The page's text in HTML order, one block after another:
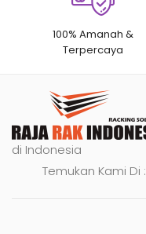
100% Amanah &
Terpercaya
di Indonesia
Temukan Kami Di :